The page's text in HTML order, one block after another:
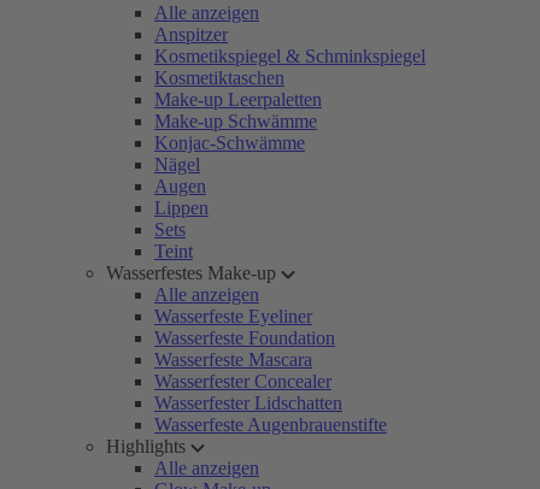
Alle anzeigen
Anspitzer
Kosmetikspiegel & Schminkspiegel
Kosmetiktaschen
Make-up Leerpaletten
Make-up Schwämme
Konjac-Schwämme
Nägel
Augen
Lippen
Sets
Teint
Wasserfestes Make-up
Alle anzeigen
Wasserfeste Eyeliner
Wasserfeste Foundation
Wasserfeste Mascara
Wasserfester Concealer
Wasserfester Lidschatten
Wasserfeste Augenbrauenstifte
Highlights
Alle anzeigen